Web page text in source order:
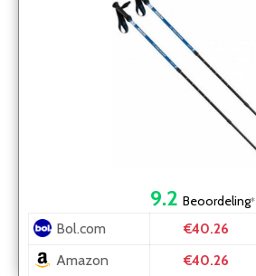
9.2 Beoordeling*
Bol.com €40.26
Amazon
€40.26